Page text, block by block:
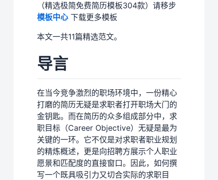
（精选极简免费简历模板304款）请移步
模板中心 下载更多模板
本文一共11篇精选范文。
导言
在当今竞争激烈的职场环境中，一份精心
打磨的简历无疑是求职者打开职场大门的
金钥匙。而在简历的众多组成部分中，求
职目标（Career Objective）无疑是最为
关键的一环。它不仅是对求职者职业规划
的精炼概述，更是向招聘方展示个人职业
愿景和匹配度的直接窗口。因此，如何撰
写一个既具吸引力又切合实际的求职目